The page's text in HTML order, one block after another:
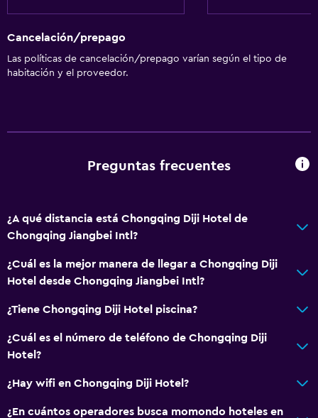
Cancelación/prepago
Las políticas de cancelación/prepago varían según el tipo de
habitación y el proveedor.
Preguntas frecuentes
¿A qué distancia está Chongqing Diji Hotel de
Chongqing Jiangbei Intl?
¿Cuál es la mejor manera de llegar a Chongqing Diji
Hotel desde Chongqing Jiangbei Intl?
¿Tiene Chongqing Diji Hotel piscina?
¿Cuál es el número de teléfono de Chongqing Diji
Hotel?
¿Hay wifi en Chongqing Diji Hotel?
¿En cuántos operadores busca momondo hoteles en